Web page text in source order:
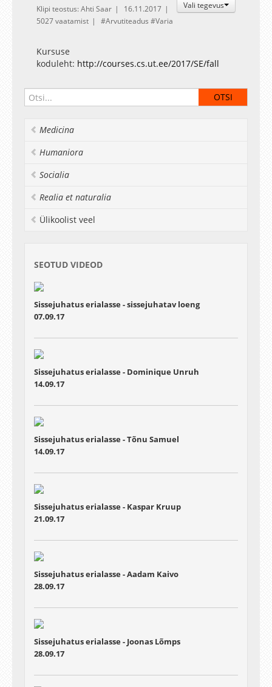
Vali tegevus
Klipi teostus: Ahti Saar
16.11.2017
5027 vaatamist
Arvutiteadus Varia
Kursuse
koduleht: http://courses.cs.ut.ee/2017/SE/fall
Medicina
Humaniora
Socialia
Realia et naturalia
Ülikoolist veel
SEOTUD VIDEOD
Sissejuhatus erialasse - sissejuhatav loeng
07.09.17
Sissejuhatus erialasse - Dominique Unruh
14.09.17
Sissejuhatus erialasse - Tõnu Samuel
14.09.17
Sissejuhatus erialasse - Kaspar Kruup
21.09.17
Sissejuhatus erialasse - Aadam Kaivo
28.09.17
Sissejuhatus erialasse - Joonas Lõmps
28.09.17